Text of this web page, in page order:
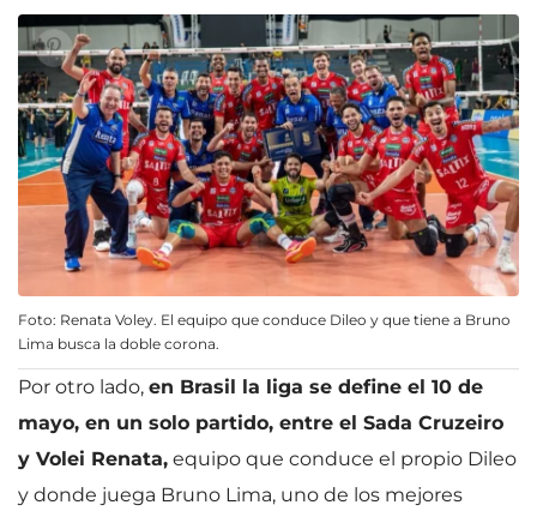
Foto: Renata Voley. El equipo que conduce Dileo y que tiene a Bruno
Lima busca la doble corona.
Por otro lado, en Brasil la liga se define el 10 de
mayo, en un solo partido, entre el Sada Cruzeiro
y Volei Renata, equipo que conduce el propio Dileo
y donde juega Bruno Lima, uno de los mejores